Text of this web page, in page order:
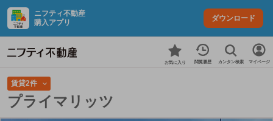
ニフティ不動産
購入アプリ
ダウンロード
お気に入り 閲覧履歴 カンタン検索 マイページ
賃貸2件
プライマリッツ